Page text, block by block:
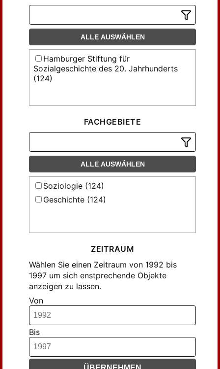
ALLE AUSWÄHLEN
Hamburger Stiftung für
Sozialgeschichte des 20. Jahrhunderts
(124)
FACHGEBIETE
ALLE AUSWÄHLEN
Soziologie (124)
Geschichte (124)
ZEITRAUM
Wählen Sie einen Zeitraum von 1992 bis
1997 um sich enstprechende Objekte
anzeigen zu lassen.
Von
Bis